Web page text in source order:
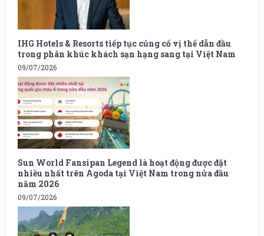
IHG Hotels & Resorts tiếp tục củng cố vị thế dẫn đầu
trong phân khúc khách sạn hạng sang tại Việt Nam
09/07/2026
Sun World Fansipan Legend là hoạt động được đặt
nhiều nhất trên Agoda tại Việt Nam trong nửa đầu
năm 2026
09/07/2026